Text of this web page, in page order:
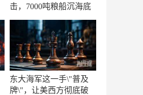
击，7000吨粮船沉海底
东大海军这一手\"普及
牌\"，让美西方彻底破